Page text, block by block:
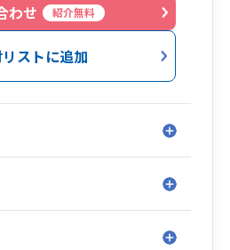
南口より徒歩5分、蘇我IC
わせ
紹介無料
ストに追加